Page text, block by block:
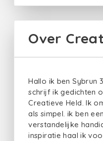
Over
Hallo ik ben Sybrun
schrijf ik gedichten
Creatieve Held. Ik
als simpel. ik ben
verstandelijke
inspiratie haal ik